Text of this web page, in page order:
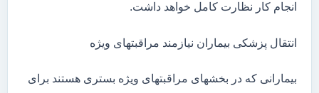
انجام کار نظارت کامل خواهد داشت.
انتقال پزشکی بیماران نیازمند مراقبتهای ویژه
بیمارانی که در بخشهای مراقبتهای ویژه بستری هستند برای